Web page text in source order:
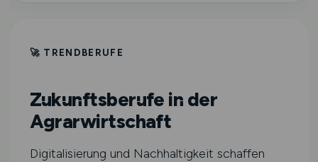
🚀 TRENDBERUFE
Zukunftsberufe in der
Agrarwirtschaft
Digitalisierung und Nachhaltigkeit schaffen